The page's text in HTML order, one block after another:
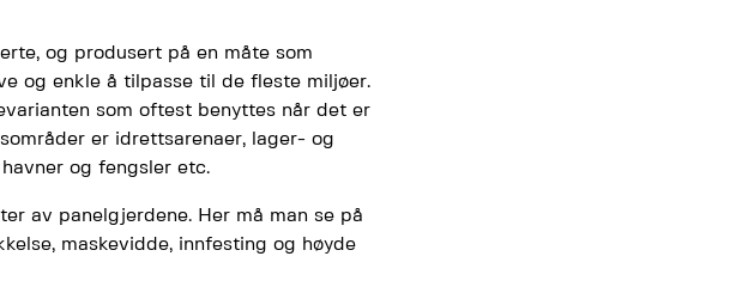
og produsert på en måte som
og enkle å tilpasse til de fleste miljøer.
som oftest benyttes når det er
er idrettsarenaer, lager- og
og fengsler etc.
av panelgjerdene. Her må man se på
maskevidde, innfesting og høyde